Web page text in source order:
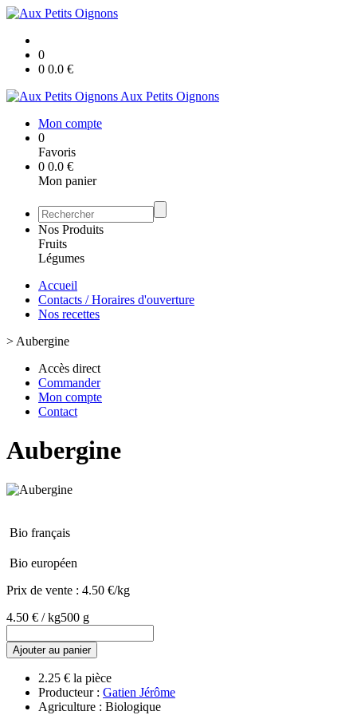
0
0 0.0 €
Aux Petits Oignons
Mon compte
0
Favoris
0 0.0 €
Mon panier
Nos Produits
Fruits
Légumes
Accueil
Contacts / Horaires d'ouverture
Nos recettes
> Aubergine
Accès direct
Commander
Mon compte
Contact
Aubergine
Bio français
Bio européen
Prix de vente : 4.50 €/kg
4.50 € / kg500 g
Ajouter au panier
2.25 € la pièce
Producteur : Gatien Jérôme
Agriculture : Biologique